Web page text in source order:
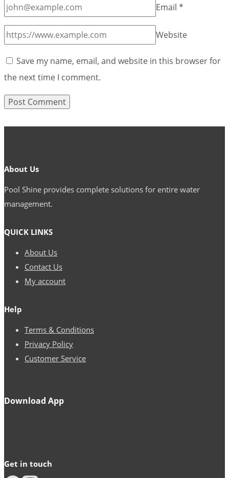
Email *
Website
Save my name, email, and website in this browser for
the next time I comment.
About Us
Pool Shine provides complete solutions for entire water
management.
QUICK LINKS
About Us
Contact Us
My account
Help
Terms & Conditions
Privacy Policy
Customer Service
Download App
Get in touch